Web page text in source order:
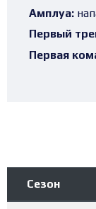
Амплуа:
Первый
Первая
Сезон